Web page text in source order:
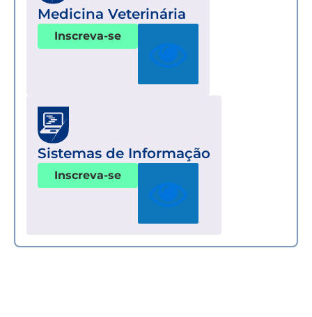
Medicina Veterinária
Inscreva-se
Sistemas de Informação
Inscreva-se